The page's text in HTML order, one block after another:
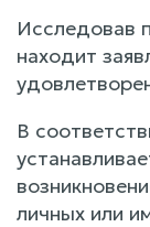
Исследовав
находит
В
личных или